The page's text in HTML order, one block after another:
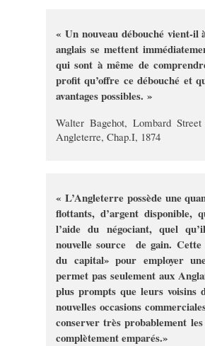
« Un nouveau débouché vient-il
anglais se mettent
qui sont à même de
profit qu’offre ce débouché et
avantages possibles. »
Walter Bagehot, Lombard
Angleterre, Chap.I, 1874
« L’Angleterre possède une
flottants, d’argent disponible,
l’aide du négociant, quel
nouvelle source de gain. Cette
du capital» pour employer
permet pas seulement aux
plus prompts que leurs voisins
nouvelles occasions
conserver très probablement
complètement emparés.»